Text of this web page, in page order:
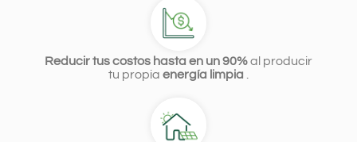
Reducir tus costos hasta en un 90%al producir
tu propia energía limpia